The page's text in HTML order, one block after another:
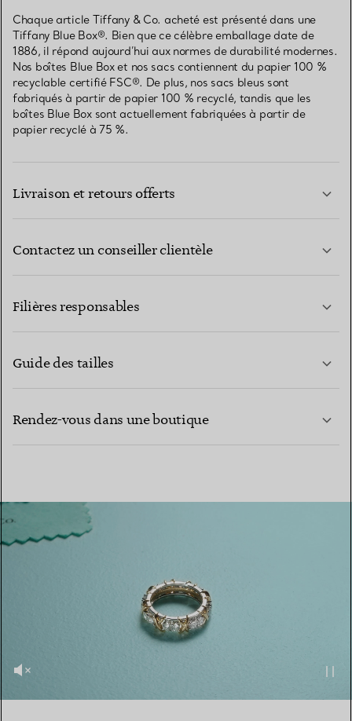
Chaque article Tiffany & Co. acheté est présenté dans une
Tiffany Blue Box®. Bien que ce célèbre emballage date de
1886, il répond aujourd’hui aux normes de durabilité modernes.
Nos boîtes Blue Box et nos sacs contiennent du papier 100 %
recyclable certifié FSC®. De plus, nos sacs bleus sont
fabriqués à partir de papier 100 % recyclé, tandis que les
boîtes Blue Box sont actuellement fabriquées à partir de
papier recyclé à 75 %.
Livraison et retours offerts
Contactez un conseiller clientèle
Filières responsables
Guide des tailles
Rendez-vous dans une boutique
TROUVEZ LA BOUTIQUE LA PLUS PROCHE